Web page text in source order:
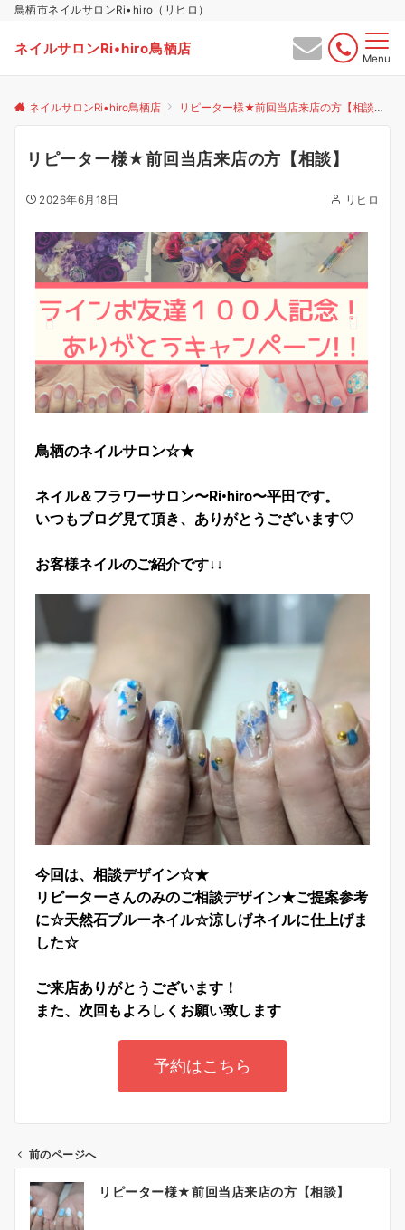
鳥栖市ネイルサロンRi•hiro（リヒロ）
ネイルサロンRi•hiro鳥栖店
Menu
ネイルサロンRi•hiro鳥栖店 リピーター様★前回当店来店の方【相談】
リピーター様★前回当店来店の方【相談】
2026年6月18日 リヒロ
鳥栖のネイルサロン☆★
ネイル＆フラワーサロン〜Ri•hiro〜平田です。
いつもブログ見て頂き、ありがとうございます♡
お客様ネイルのご紹介です↓↓
今回は、相談デザイン☆★
リピーターさんのみのご相談デザイン★ご提案参考
に☆天然石ブルーネイル☆涼しげネイルに仕上げま
した☆
ご来店ありがとうございます！
また、次回もよろしくお願い致します
予約はこちら
前のページへ
リピーター様★前回当店来店の方【相談】